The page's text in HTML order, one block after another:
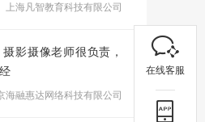
上海凡智教育科技有限公司
影摄像老师很负责，
海融惠达网络科技有限公司
在线客服